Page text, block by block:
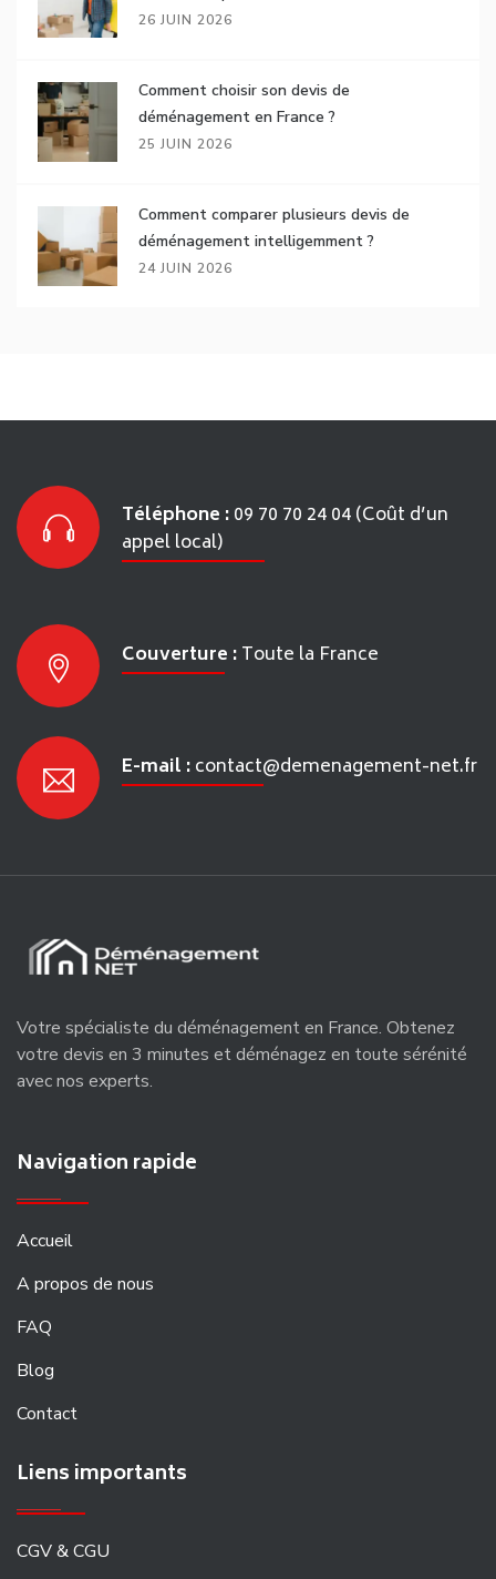
26 JUIN 2026
Comment choisir son devis de
déménagement en France ?
25 JUIN 2026
Comment comparer plusieurs devis de
déménagement intelligemment ?
24 JUIN 2026
Téléphone :09 70 70 24 04 (Coût d’un
appel local)
Couverture :Toute la France
E-mail :contact@demenagement-net.fr
Votre spécialiste du déménagement en France. Obtenez
votre devis en 3 minutes et déménagez en toute sérénité
avec nos experts.
Navigation rapide
Accueil
A propos de nous
FAQ
Blog
Contact
Liens importants
CGV & CGU